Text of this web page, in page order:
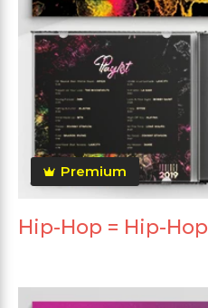
Premium
Hip-Hop = Hip-Hop